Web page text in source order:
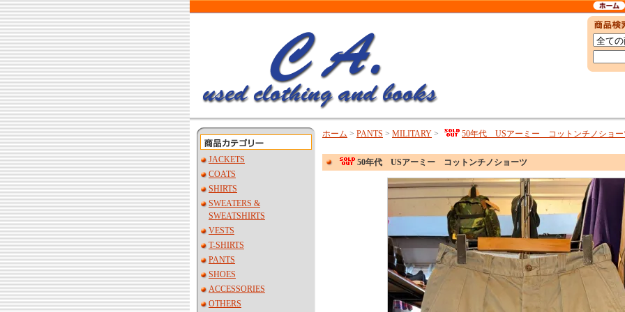
JACKETS
COATS
SHIRTS
SWEATERS &
SWEATSHIRTS
VESTS
T-SHIRTS
PANTS
SHOES
ACCESSORIES
OTHERS
ホーム > PANTS > MILITARY > 50年代 USアーミー コットンチノショー
50年代 USアーミー コットンチノショーツ